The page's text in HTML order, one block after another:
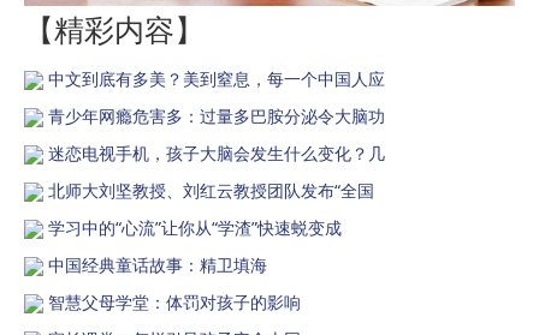
【精彩内容】
中文到底有多美？美到窒息，每一个中国人应
青少年网瘾危害多：过量多巴胺分泌令大脑功
迷恋电视手机，孩子大脑会发生什么变化？几
北师大刘坚教授、刘红云教授团队发布“全国
学习中的“心流”让你从“学渣”快速蜕变成
中国经典童话故事：精卫填海
智慧父母学堂：体罚对孩子的影响